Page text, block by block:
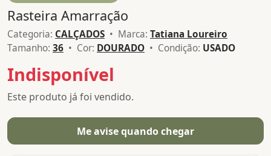
Rasteira Amarração
Categoria: CALÇADOS • Marca: Tatiana Loureiro
Tamanho: 36 • Cor: DOURADO • Condição: USADO
Indisponível
Este produto já foi vendido.
Me avise quando chegar